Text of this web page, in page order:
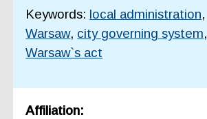
Keywords: local administration,
Warsaw, city governing system,
Warsaw`s act
Affiliation: